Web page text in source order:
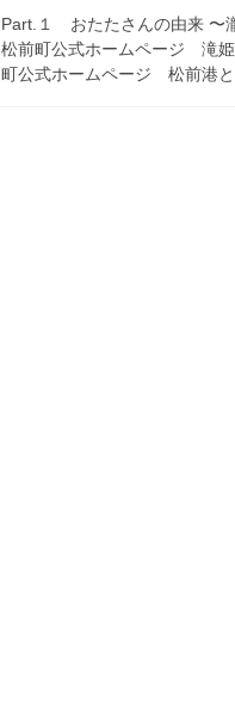
Part.１ おたたさんの由来 〜
松前町公式ホームページ 滝
町公式ホームページ 松前港